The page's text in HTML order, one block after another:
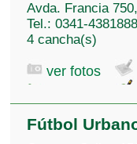
Avda. Francia
Tel.: 0341-4381888
4 cancha(s)
ver fotos
Fútbol